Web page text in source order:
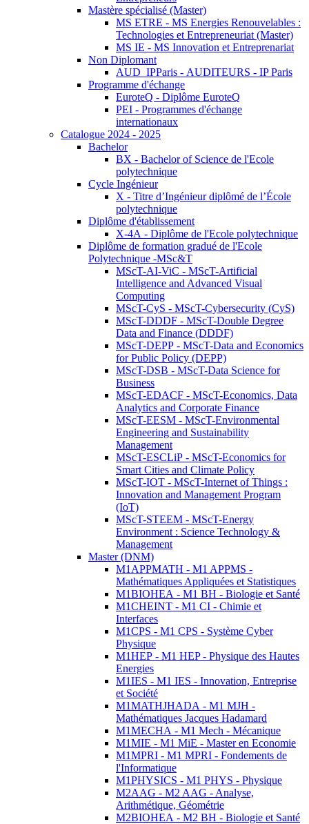
Mastère spécialisé (Master)
MS ETRE - MS Energies Renouvelables :
Technologies et Entrepreneuriat (Master)
MS IE - MS Innovation et Entreprenariat
Non Diplomant
AUD_IPParis - AUDITEURS - IP Paris
Programme d'échange
EuroteQ - Diplôme EuroteQ
PEI - Programmes d'échange
internationaux
Catalogue 2024 - 2025
Bachelor
BX - Bachelor of Science de l'Ecole
polytechnique
Cycle Ingénieur
X - Titre d’Ingénieur diplômé de l’École
polytechnique
Diplôme d'établissement
X-4A - Diplôme de l'Ecole polytechnique
Diplôme de formation gradué de l'Ecole
Polytechnique -MSc&T
MScT-AI-ViC - MScT-Artificial
Intelligence and Advanced Visual
Computing
MScT-CyS - MScT-Cybersecurity (CyS)
MScT-DDDF - MScT-Double Degree
Data and Finance (DDDF)
MScT-DEPP - MScT-Data and Economics
for Public Policy (DEPP)
MScT-DSB - MScT-Data Science for
Business
MScT-EDACF - MScT-Economics, Data
Analytics and Corporate Finance
MScT-EESM - MScT-Environmental
Engineering and Sustainability
Management
MScT-ESCLiP - MScT-Economics for
Smart Cities and Climate Policy
MScT-IOT - MScT-Internet of Things :
Innovation and Management Program
(IoT)
MScT-STEEM - MScT-Energy
Environment : Science Technology &
Management
Master (DNM)
M1APPMATH - M1 APPMS -
Mathématiques Appliquées et Statistiques
M1BIOHEA - M1 BH - Biologie et Santé
M1CHEINT - M1 CI - Chimie et
Interfaces
M1CPS - M1 CPS - Système Cyber
Physique
M1HEP - M1 HEP - Physique des Hautes
Energies
M1IES - M1 IES - Innovation, Entreprise
et Société
M1MATHJHADA - M1 MJH -
Mathématiques Jacques Hadamard
M1MECHA - M1 Mech - Mécanique
M1MIE - M1 MiE - Master en Economie
M1MPRI - M1 MPRI - Fondements de
l'Informatique
M1PHYSICS - M1 PHYS - Physique
M2AAG - M2 AAG - Analyse,
Arithmétique, Géométrie
M2BIOHEA - M2 BH - Biologie et Santé